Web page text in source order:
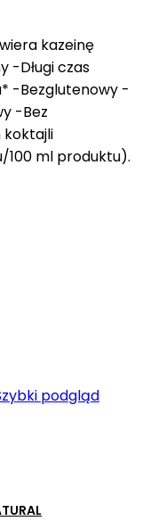
kazeinę
-Długi czas
-Bezglutenowy -
-Bez
100 ml produktu).
podgląd